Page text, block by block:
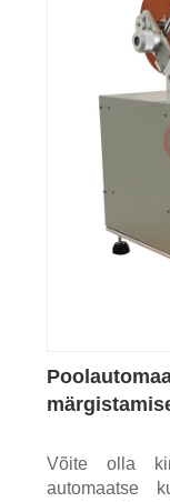
Võite olla
automaatse